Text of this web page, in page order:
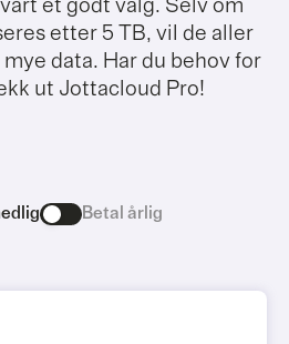
vårt et godt valg. Selv om
etter 5 TB, vil de aller
data. Har du behov for
ut Jottacloud Pro!
Betal årlig